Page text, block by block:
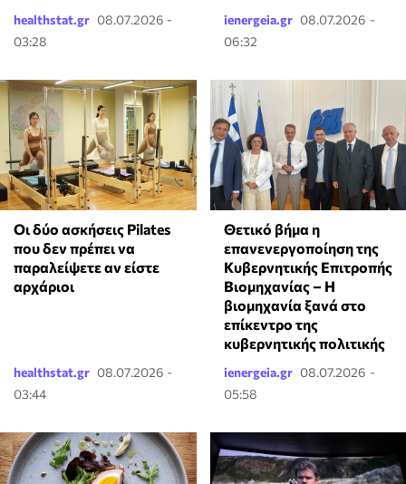
healthstat.gr 08.07.2026 -
03:28
ienergeia.gr 08.07.2026 -
06:32
Οι δύο ασκήσεις Pilates
που δεν πρέπει να
παραλείψετε αν είστε
αρχάριοι
healthstat.gr 08.07.2026 -
03:44
Θετικό βήμα η
επανενεργοποίηση της
Κυβερνητικής Επιτροπής
Βιομηχανίας – Η
βιομηχανία ξανά στο
επίκεντρο της
κυβερνητικής πολιτικής
ienergeia.gr 08.07.2026 -
05:58